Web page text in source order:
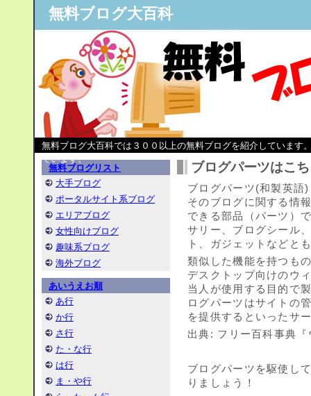
無料ブログ大百科
無料ブログ大百科では３００以上の無料ブログを紹介していま
ています。
ブログパーツはこ
ブログパーツ(和製英語
そのブログに関する情
できる部品（パーツ）
サリー、ブログシール
ト、ガジェットなどと
類似した機能を持つも
デスクトップ向けのウ
当人が使用する目的で
ログパーツはサイトの
を提供するといったサ
出典: フリー百科事典
ブログパーツを駆使し
りましょう！
無料ブログリスト
大手ブログ
ポータルサイト系ブログ
エリアブログ
女性向けブログ
趣味系ブログ
海外ブログ
あいうえお順
あ行
か行
さ行
た・な行
は行
ま・や行